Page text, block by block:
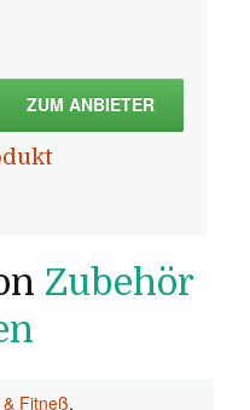
ZUM ANBIETER
Zubehör
Fitneß,